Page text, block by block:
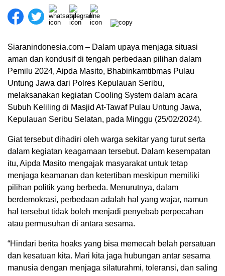
Siaranindonesia.com – Dalam upaya menjaga situasi
aman dan kondusif di tengah perbedaan pilihan dalam
Pemilu 2024, Aipda Masito, Bhabinkamtibmas Pulau
Untung Jawa dari Polres Kepulauan Seribu,
melaksanakan kegiatan Cooling System dalam acara
Subuh Keliling di Masjid At-Tawaf Pulau Untung Jawa,
Kepulauan Seribu Selatan, pada Minggu (25/02/2024).
Giat tersebut dihadiri oleh warga sekitar yang turut serta
dalam kegiatan keagamaan tersebut. Dalam kesempatan
itu, Aipda Masito mengajak masyarakat untuk tetap
menjaga keamanan dan ketertiban meskipun memiliki
pilihan politik yang berbeda. Menurutnya, dalam
berdemokrasi, perbedaan adalah hal yang wajar, namun
hal tersebut tidak boleh menjadi penyebab perpecahan
atau permusuhan di antara sesama.
“Hindari berita hoaks yang bisa memecah belah persatuan
dan kesatuan kita. Mari kita jaga hubungan antar sesama
manusia dengan menjaga silaturahmi, toleransi, dan saling